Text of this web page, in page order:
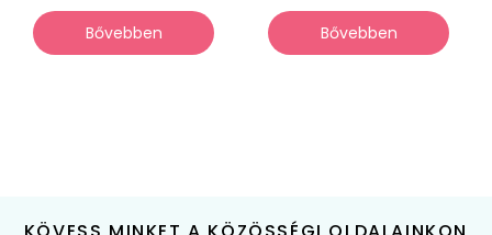
Bővebben Bővebben